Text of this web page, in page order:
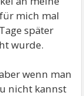
mich mal
später
wurde.
wenn man
nicht kannst